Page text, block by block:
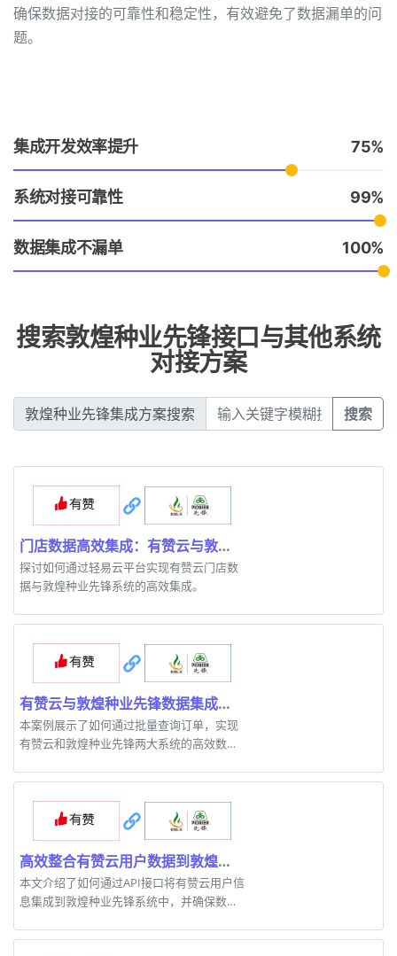
确保数据对接的可靠性和稳定性，有效避免了数据漏单的问
题。
集成开发效率提升 75
系统对接可靠性 99
数据集成不漏单 100
搜索敦煌种业先锋接口与其他系统
对接方案
敦煌种业先锋集成方案搜索 搜索
门店数据高效集成：有赞云与敦煌种业先锋系统对接案例
探讨如何通过轻易云平台实现有赞云门店数
据与敦煌种业先锋系统的高效集成。
有赞云与敦煌种业先锋数据集成方案解析
本案例展示了如何通过批量查询订单，实现
有赞云和敦煌种业先锋两大系统的高效数据
高效整合有赞云用户数据到敦煌种业先锋的技术案例
本文介绍了如何通过API接口将有赞云用户信
息集成到敦煌种业先锋系统中，并确保数据